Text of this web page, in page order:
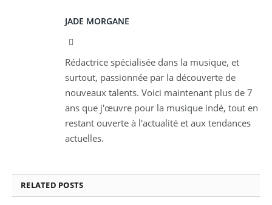
JADE MORGANE
Rédactrice spécialisée dans la musique, et
surtout, passionnée par la découverte de
nouveaux talents. Voici maintenant plus de 7
ans que j'œuvre pour la musique indé, tout en
restant ouverte à l'actualité et aux tendances
actuelles.
RELATED POSTS